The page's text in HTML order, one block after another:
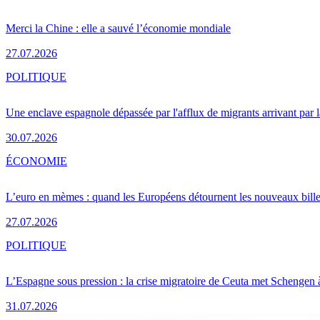
Merci la Chine : elle a sauvé l’économie mondiale
27.07.2026
Une enclave espagnole dépassée par l'afflux de migrants arrivant par
30.07.2026
POLITIQUE
L’euro en mèmes : quand les Européens détournent les nouveaux
27.07.2026
ÉCONOMIE
L’Espagne sous pression : la crise migratoire de Ceuta met Schengen
31.07.2026
POLITIQUE